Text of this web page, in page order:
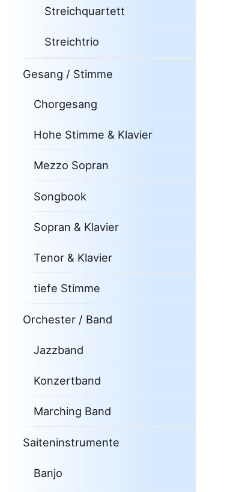
Streichquartett
Streichtrio
Gesang / Stimme
Chorgesang
Hohe Stimme & Klavier
Mezzo Sopran
Songbook
Sopran & Klavier
Tenor & Klavier
tiefe Stimme
Orchester / Band
Jazzband
Konzertband
Marching Band
Saiteninstrumente
Banjo